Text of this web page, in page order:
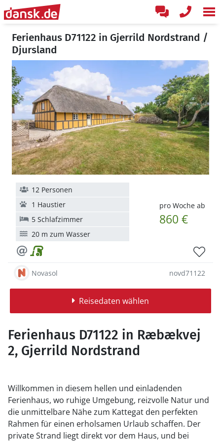
Ferienhaus D71122 in Gjerrild Nordstrand /
Djursland
pro Woche ab
860 €
12 Personen
1 Haustier
5 Schlafzimmer
20 m zum Wasser
Novasol novd71122
Reisedaten wählen
Ferienhaus D71122 in Ræbækvej
2, Gjerrild Nordstrand
Willkommen in diesem hellen und einladenden
Ferienhaus, wo ruhige Umgebung, reizvolle Natur und
die unmittelbare Nähe zum Kattegat den perfekten
Rahmen für einen erholsamen Urlaub schaffen. Der
private Strand liegt direkt vor dem Haus, und bei